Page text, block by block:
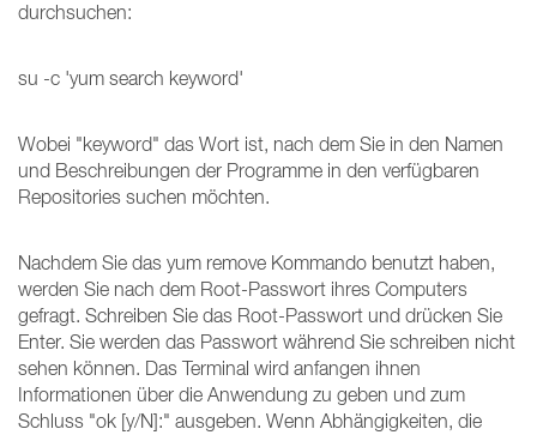
durchsuchen:
su -c 'yum search keyword'
Wobei "keyword" das Wort ist, nach dem Sie in den Namen
und Beschreibungen der Programme in den verfügbaren
Repositories suchen möchten.
Nachdem Sie das yum remove Kommando benutzt haben,
werden Sie nach dem Root-Passwort ihres Computers
gefragt. Schreiben Sie das Root-Passwort und drücken Sie
Enter. Sie werden das Passwort während Sie schreiben nicht
sehen können. Das Terminal wird anfangen ihnen
Informationen über die Anwendung zu geben und zum
Schluss "ok [y/N]:" ausgeben. Wenn Abhängigkeiten, die